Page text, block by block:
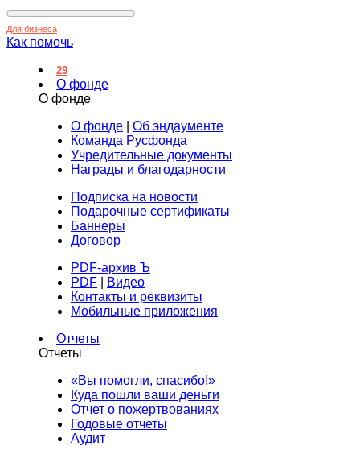
Для бизнеса
Как помочь
29
О фонде
О фонде
О фонде
Об эндаументе
Команда Русфонда
Учредительные документы
Награды и благодарности
Подписка на новости
Подарочные сертификаты
Баннеры
Договор
PDF-архив Ъ
PDF
Видео
Контакты и реквизиты
Мобильные приложения
Отчеты
Отчеты
«Вы помогли, спасибо!»
Куда пошли ваши деньги
Отчет о пожертвованиях
Годовые отчеты
Аудит